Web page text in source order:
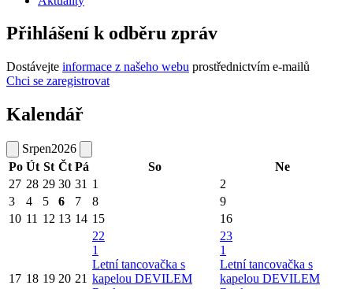
Přihlášení k odběru zpráv
Dostávejte informace z našeho webu prostřednictvím e-mailů
Chci se zaregistrovat
Kalendář
Srpen2026
Po Út St Čt Pá So
Ne
27 28 29 30 31 1
2
3
4 5 6 7 8
9
10 11 12 13 14 15 16
17 18 19 20 21
22
1
Letní tancovačka s
kapelou DEVILEM
23
1
Letní tancovačka s
kapelou DEVILEM